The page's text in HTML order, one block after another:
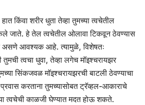
किंवा शरीर धुता तेव्हा तुमच्या त्वचेतील
जाते. हे तेल त्वचेतील ओलावा टिकवून ठेवण्यास
आवश्यक आहे. त्यामुळे, विशेषतः
तुमची त्वचा धुवा, तेव्हा लगेच मॉइश्चरायझर
सिंकजवळ मॉइश्चरायझरची बाटली ठेवण्याचा
करताना तुमच्यासोबत ट्रॅव्हल-आकाराचे
त्वचेची काळजी घेण्यात मदत होऊ शकते.